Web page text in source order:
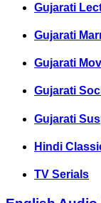
Gujarati
Gujarati
Gujarati
Gujarati
Gujarati
Hindi
TV Serials